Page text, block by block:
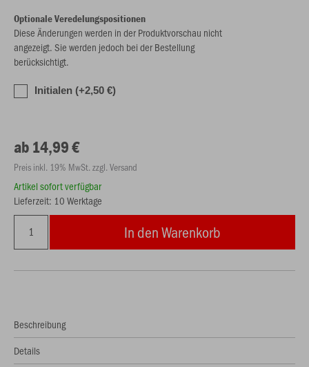
Optionale Veredelungspositionen
Diese Änderungen werden in der Produktvorschau nicht
angezeigt. Sie werden jedoch bei der Bestellung
berücksichtigt.
Initialen (+2,50 €)
ab 14,99 €
Preis inkl. 19% MwSt. zzgl. Versand
Artikel sofort verfügbar
Lieferzeit: 10 Werktage
In den Warenkorb
Beschreibung
Details